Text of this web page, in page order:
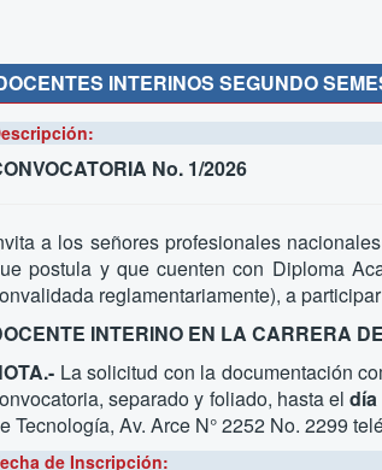
INTERINOS SEGUNDO
No. 1/2026
a los señores profesionales
postula y que cuenten con Diploma
reglamentariamente), a
INTERINO EN LA CARRERA
La solicitud con la documentación
separado y foliado, hastael día
Tecnología, Av. Arce N° 2252 No. 2299
de Inscripción: